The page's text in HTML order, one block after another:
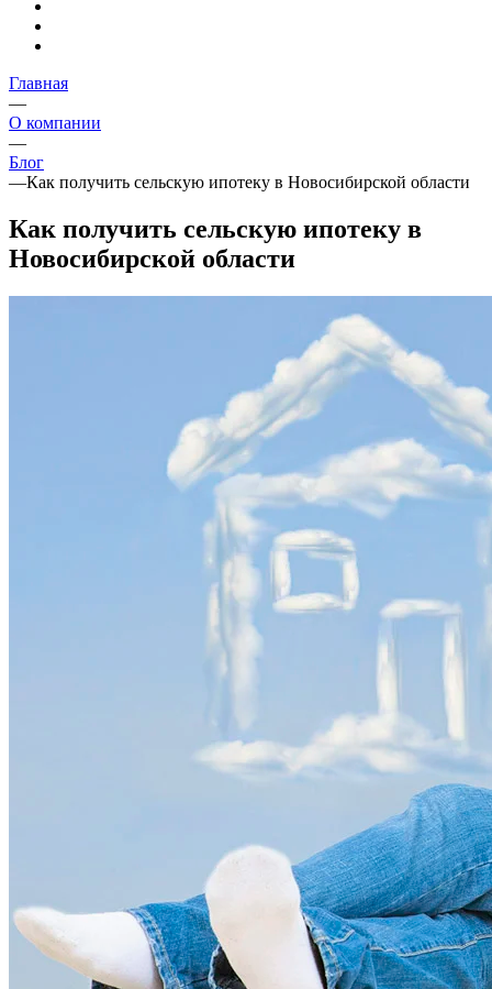
Главная
—
О компании
—
Блог
—Как получить сельскую ипотеку в Новосибирской области
Как получить сельскую ипотеку в
Новосибирской области